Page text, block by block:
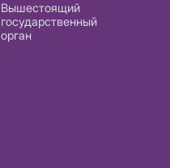
Вышестоящий
государственный
орган